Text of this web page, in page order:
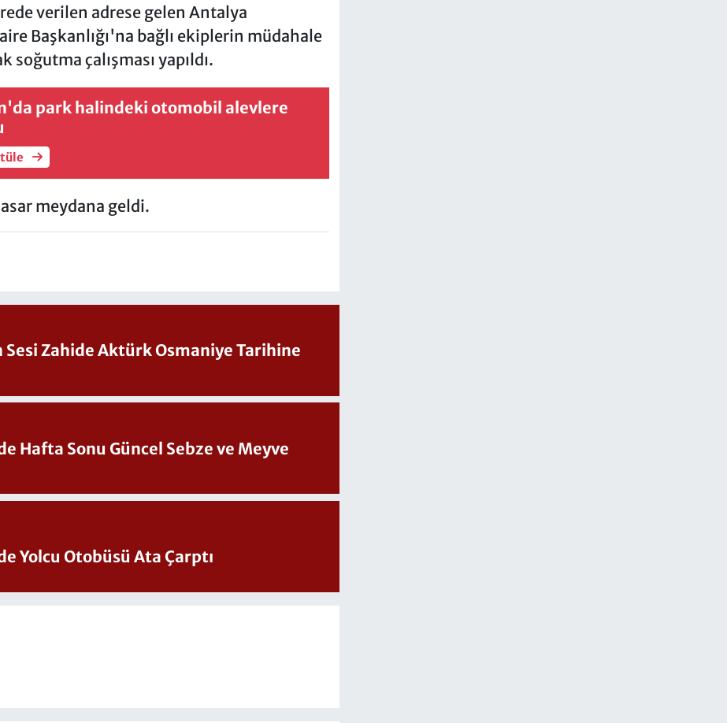
verilen adrese gelen Antalya
Başkanlığı'na bağlı ekiplerin müdahale
soğutma çalışması yapıldı.
park halindeki otomobil alevlere
meydana geldi.
Zahide Aktürk Osmaniye Tarihine
Güncel Sebze ve Meyve
Yolcu Otobüsü Ata Çarptı